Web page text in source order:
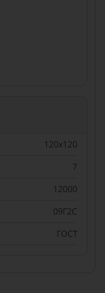
120x120
7
12000
09Г2С
ГОСТ